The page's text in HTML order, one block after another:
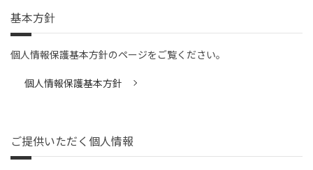
基本方針
個人情報保護基本方針のページをご覧ください。
個人情報保護基本方針
ご提供いただく個人情報